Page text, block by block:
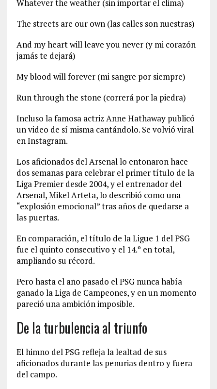
Whatever the weather (sin importar el clima)
The streets are our own (las calles son nuestras)
And my heart will leave you never (y mi corazón
jamás te dejará)
My blood will forever (mi sangre por siempre)
Run through the stone (correrá por la piedra)
Incluso la famosa actriz Anne Hathaway publicó
un video de sí misma cantándolo. Se volvió viral
en Instagram.
Los aficionados del Arsenal lo entonaron hace
dos semanas para celebrar el primer título de la
Liga Premier desde 2004, y el entrenador del
Arsenal, Mikel Arteta, lo describió como una
“explosión emocional” tras años de quedarse a
las puertas.
En comparación, el título de la Ligue 1 del PSG
fue el quinto consecutivo y el 14.º en total,
ampliando su récord.
Pero hasta el año pasado el PSG nunca había
ganado la Liga de Campeones, y en un momento
pareció una ambición imposible.
De la turbulencia al triunfo
El himno del PSG refleja la lealtad de sus
aficionados durante las penurias dentro y fuera
del campo.